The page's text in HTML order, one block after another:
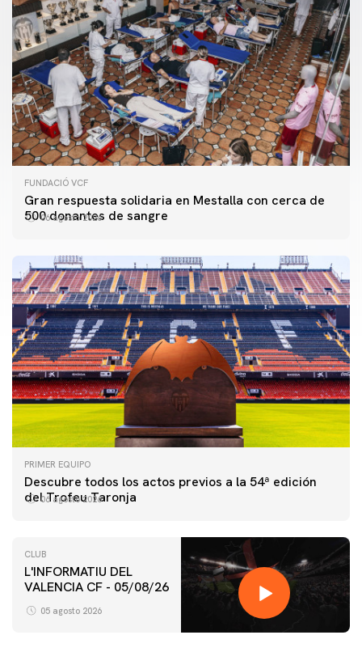
FUNDACIÓ VCF
Gran respuesta solidaria en Mestalla con cerca de
500 donantes de sangre
06 agosto 2026
PRIMER EQUIPO
Descubre todos los actos previos a la 54ª edición
del Trofeu Taronja
06 agosto 2026
CLUB
L'INFORMATIU DEL
VALENCIA CF - 05/08/26
05 agosto 2026
PRIMER EQUIPO
ENTRENAMIENTO MATINAL DEL VALENCIA CF
5/8/2026